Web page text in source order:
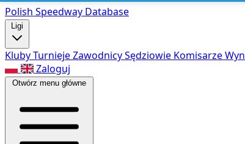
Polish Speedway Database
Ligi
KlubyTurniejeZawodnicySędziowie Komisarze
Zaloguj
Otwórz menu główne